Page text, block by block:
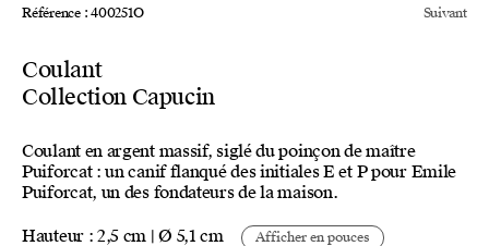
Référence : 400251O Suivant
Coulant
Collection Capucin
Coulant en argent massif, siglé du poinçon de maître
Puiforcat : un canif flanqué des initiales E et P pour Emile
Puiforcat, un des fondateurs de la maison.
Hauteur : 2,5 cm | Ø 5,1 cm Afficher en pouces